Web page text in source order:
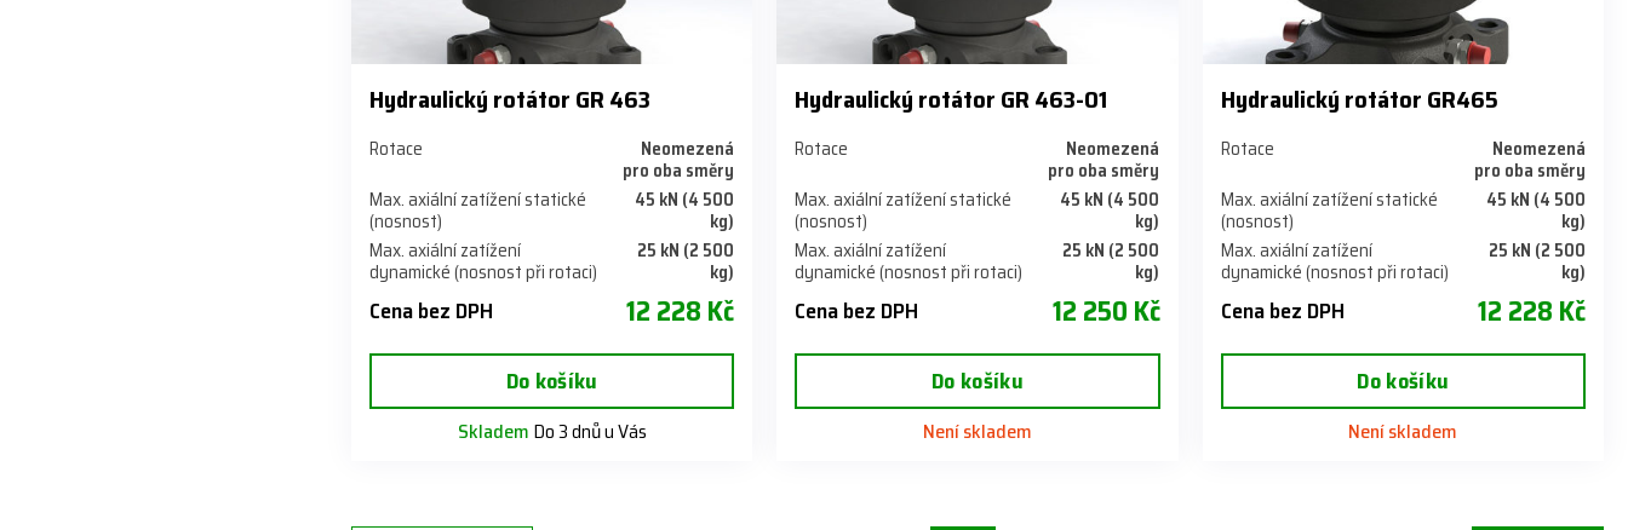
Hydraulický rotátor GR 463
Rotace Neomezená
pro oba směry
Max. axiální zatížení statické
(nosnost)
45 kN (4 500
kg)
Max. axiální zatížení
dynamické (nosnost při rotaci)
25 kN (2 500
kg)
Cena bez DPH 12 228 Kč
Do košíku
Skladem Do 3 dnů u Vás
Hydraulický rotátor GR 463-01
Rotace Neomezená
pro oba směry
Max. axiální zatížení statické
(nosnost)
45 kN (4 500
kg)
Max. axiální zatížení
dynamické (nosnost při rotaci)
25 kN (2 500
kg)
Cena bez DPH 12 250 Kč
Do košíku
Není skladem
Hydraulický rotátor GR465
Rotace Neomezená
pro oba směry
Max. axiální zatížení statické
(nosnost)
45 kN (4 500
kg)
Max. axiální zatížení
dynamické (nosnost při rotaci)
25 kN (2 500
kg)
Cena bez DPH 12 228 Kč
Do košíku
Není skladem